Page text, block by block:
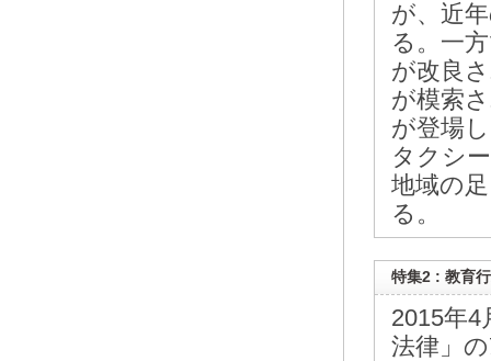
が、近
る。一
が改良
が模索
が登場
タクシ
地域の
る。
特集2 : 教育
2015年4
法律」